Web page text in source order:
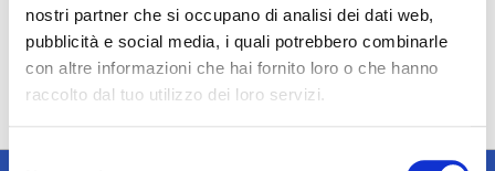
nostri partner che si occupano di analisi dei dati web,
pubblicità e social media, i quali potrebbero combinarle
con altre informazioni che hai fornito loro o che hanno
raccolto dal tuo utilizzo dei loro servizi.
Selezione